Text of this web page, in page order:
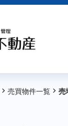
売買物件一覧 売